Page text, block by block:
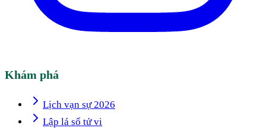
Khám phá
Lịch vạn sự 2026
Lập lá số tử vi